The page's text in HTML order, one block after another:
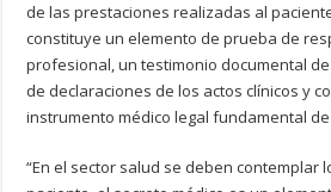
de las prestaciones realizadas al
constituye un elemento de prueba de
profesional, un testimonio documental
de declaraciones de los actos clínicos y
instrumento médico legal fundamental
“En el sector salud se deben contemplar